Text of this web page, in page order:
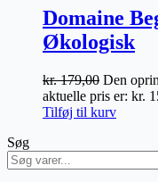
Domaine
Økologisk
kr.179,00 Den
aktuelle pris er: kr.
Tilføj til kurv
Søg